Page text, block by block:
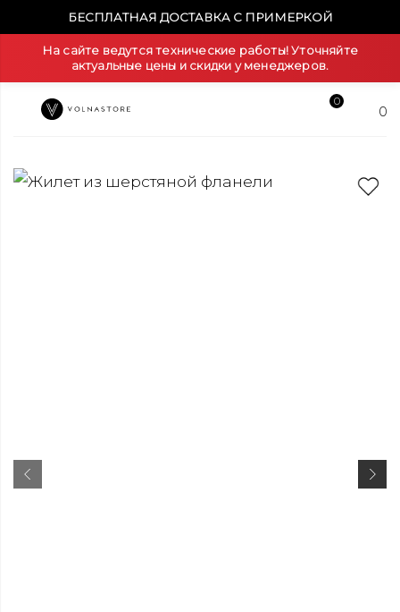
БЕСПЛАТНАЯ ДОСТАВКА С ПРИМЕРКОЙ
На сайте ведутся технические работы! Уточняйте
актуальные цены и скидки у менеджеров.
0
0